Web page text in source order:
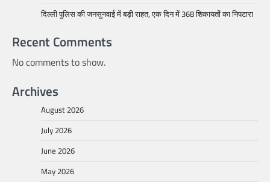
दिल्ली पुलिस की जनसुनवाई में बड़ी राहत, एक दिन में 368 शिकायतों का निपटारा
Recent Comments
No comments to show.
Archives
August 2026
July 2026
June 2026
May 2026